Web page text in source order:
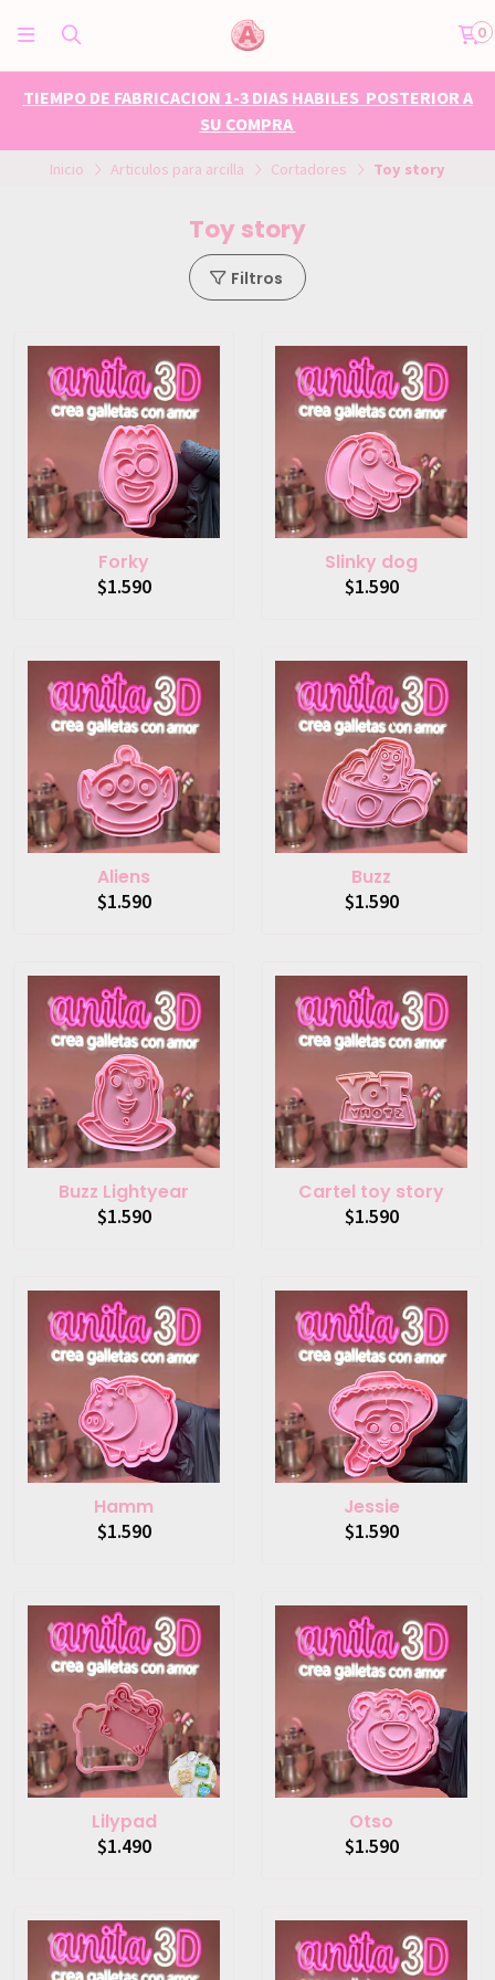
0
TIEMPO DE FABRICACION 1-3 DIAS HABILES POSTERIOR A
SU COMPRA
Inicio Articulos para arcilla Cortadores Toy story
Toy story
Filtros
Forky
$1.590
Slinky dog
$1.590
Aliens
$1.590
Buzz
$1.590
Buzz Lightyear
$1.590
Cartel toy story
$1.590
Hamm
$1.590
Jessie
$1.590
Lilypad
$1.490
Otso
$1.590